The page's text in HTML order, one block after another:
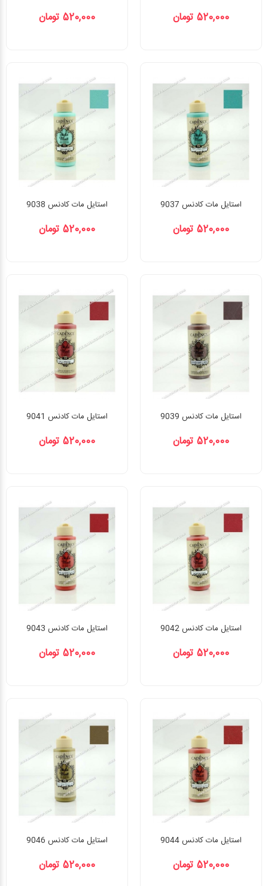
520,000 تومان 520,000 تومان
استایل مات کادنس 9037
520,000 تومان
استایل مات کادنس 9038
520,000 تومان
استایل مات کادنس 9039
520,000 تومان
استایل مات کادنس 9041
520,000 تومان
استایل مات کادنس 9042
520,000 تومان
استایل مات کادنس 9043
520,000 تومان
استایل مات کادنس 9044
520,000 تومان
استایل مات کادنس 9046
520,000 تومان